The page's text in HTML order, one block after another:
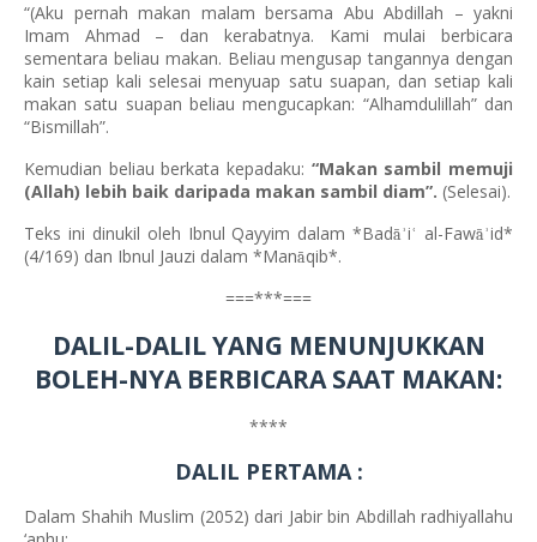
“(Aku pernah makan malam bersama Abu Abdillah – yakni
Imam Ahmad – dan kerabatnya. Kami mulai berbicara
sementara beliau makan. Beliau mengusap tangannya dengan
kain setiap kali selesai menyuap satu suapan, dan setiap kali
makan satu suapan beliau mengucapkan: “Alhamdulillah” dan
“Bismillah”.
Kemudian beliau berkata kepadaku: “Makan sambil memuji
(Allah) lebih baik daripada makan sambil diam”. (Selesai).
Teks ini dinukil oleh Ibnul Qayyim dalam *Badāʾiʿ al-Fawāʾid*
(4/169) dan Ibnul Jauzi dalam *Manāqib*.
===***===
DALIL-DALIL YANG MENUNJUKKAN
BOLEH-NYA BERBICARA SAAT MAKAN:
****
DALIL PERTAMA :
Dalam Shahih Muslim (2052) dari Jabir bin Abdillah radhiyallahu